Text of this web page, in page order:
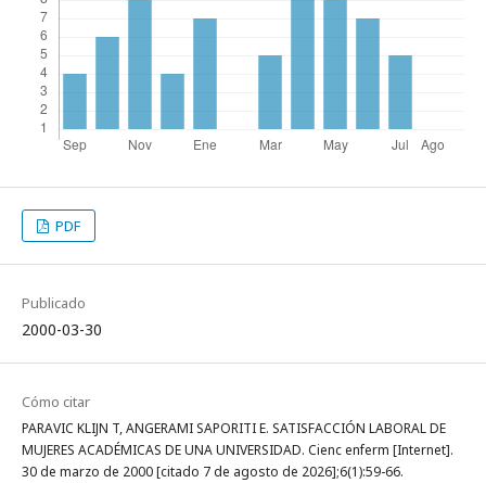
PDF
Publicado
2000-03-30
Cómo citar
PARAVIC KLIJN T, ANGERAMI SAPORITI E. SATISFACCIÓN LABORAL DE
MUJERES ACADÉMICAS DE UNA UNIVERSIDAD. Cienc enferm [Internet].
30 de marzo de 2000 [citado 7 de agosto de 2026];6(1):59-66.